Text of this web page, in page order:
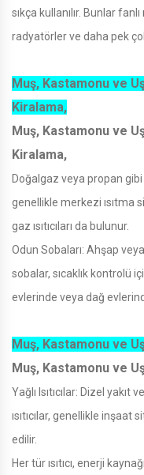
sıkça kullanılır. Bunlar fanlı
radyatörler ve daha pek
Muş, Kastamonu ve
Kiralama,
Muş, Kastamonu ve
Kiralama,
Doğalgaz veya propan gibi
genellikle merkezi ısıtma
gaz ısıtıcıları da bulunur.
Odun Sobaları: Ahşap
sobalar, sıcaklık kontrolü
evlerinde veya dağ
Muş, Kastamonu ve
Muş, Kastamonu ve
Yağlı Isıtıcılar: Dizel
ısıtıcılar, genellikle
edilir.
Her tür ısıtıcı, enerji